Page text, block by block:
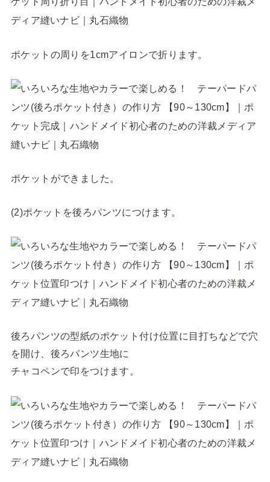
ポケットの周りを1cmアイロンで折ります。
ポケットができました。
(2)ポケットを後ろパンツにつけます。
後ろパンツの型紙のポケット付け位置に目打ちなどで穴
を開け、後ろパンツ生地に
チャコペンで印をつけます。